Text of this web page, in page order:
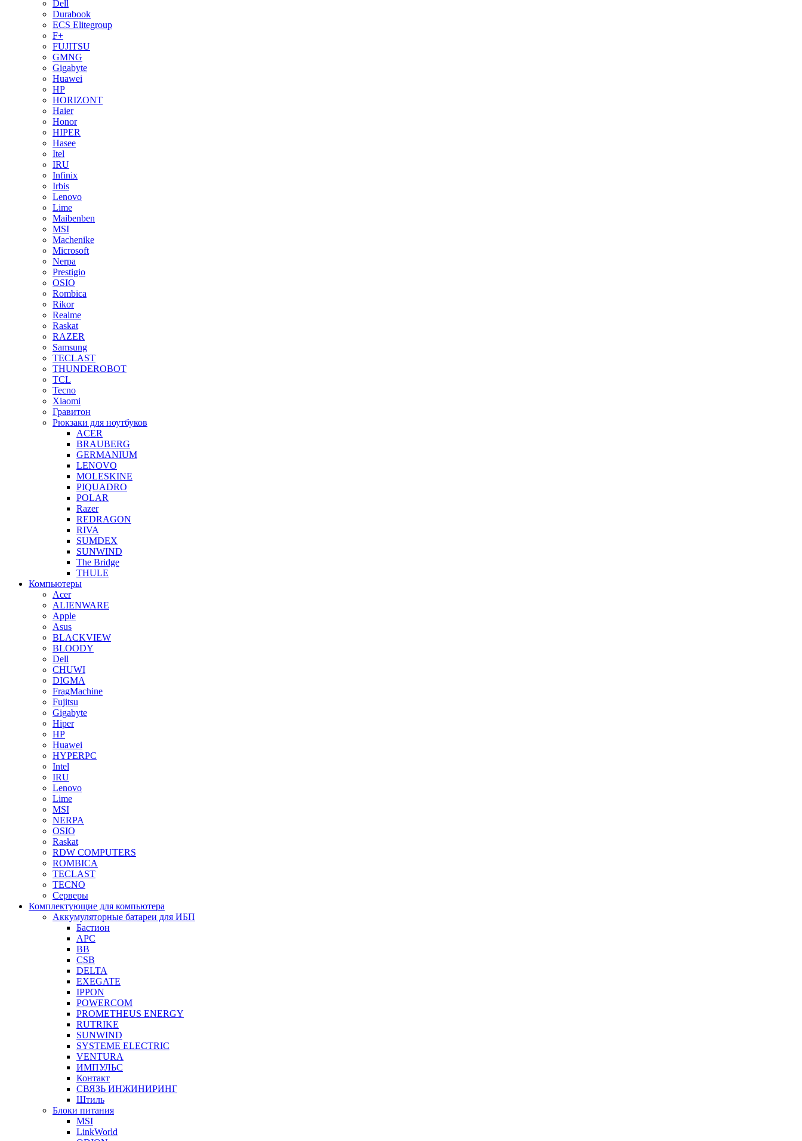
Dell
Durabook
ECS Elitegroup
F+
FUJITSU
GMNG
Gigabyte
Huawei
HP
HORIZONT
Haier
Honor
HIPER
Hasee
Itel
IRU
Infinix
Irbis
Lenovo
Lime
Maibenben
MSI
Machenike
Microsoft
Nerpa
Prestigio
OSIO
Rombica
Rikor
Realme
Raskat
RAZER
Samsung
TECLAST
THUNDEROBOT
TCL
Tecno
Xiaomi
Гравитон
Рюкзаки для ноутбуков
ACER
BRAUBERG
GERMANIUM
LENOVO
MOLESKINE
PIQUADRO
POLAR
Razer
REDRAGON
RIVA
SUMDEX
SUNWIND
The Bridge
THULE
Компьютеры
Acer
ALIENWARE
Apple
Asus
BLACKVIEW
BLOODY
Dell
CHUWI
DIGMA
FragMachine
Fujitsu
Gigabyte
Hiper
HP
Huawei
HYPERPC
Intel
IRU
Lenovo
Lime
MSI
NERPA
OSIO
Raskat
RDW COMPUTERS
ROMBICA
TECLAST
TECNO
Серверы
Комплектующие для компьютера
Аккумуляторные батареи для ИБП
Бастион
APC
BB
CSB
DELTA
EXEGATE
IPPON
POWERCOM
PROMETHEUS ENERGY
RUTRIKE
SUNWIND
SYSTEME ELECTRIC
VENTURA
ИМПУЛЬС
Контакт
СВЯЗЬ ИНЖИНИРИНГ
Штиль
Блоки питания
MSI
LinkWorld